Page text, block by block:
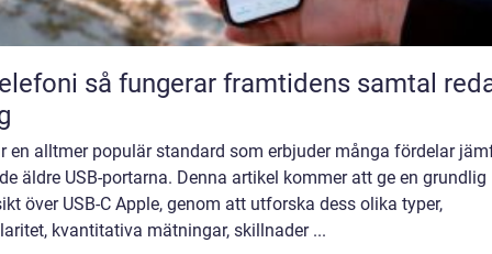
framtidens samtal redan
en alltmer populär standard som erbjuder många fördelar
äldre USB-portarna. Denna artikel kommer att ge en grundlig
över USB-C Apple, genom att utforska dess olika typer,
kvantitativa mätningar, skillnader ...